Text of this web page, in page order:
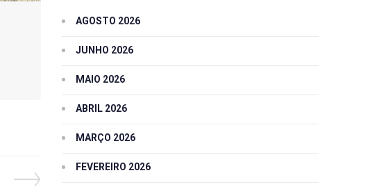
AGOSTO 2026
JUNHO 2026
MAIO 2026
ABRIL 2026
MARÇO 2026
FEVEREIRO 2026